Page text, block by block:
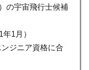
の宇宙飛行士候補
1月）
ジニア資格に合